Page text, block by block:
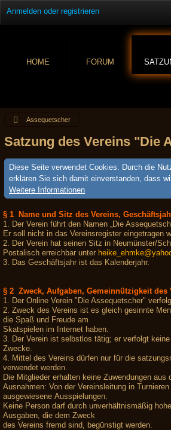
Anmelden oder registrieren
HOME FORUM
Assequetscher
Satzung des Vereins "Die
Diese Seite verwendet Cookies. Durch die
erklären Sie sich damit einverstanden, dass
Weitere Informationen
§ 1 Name und Sitz des Vereins,
1. Der Verein führt den Namen „Die
Er soll nicht in das Vereinsregister eingetragen
2. Der Verein hat seinen Sitz in Neumünster/
Postalisch erreichbar unter
3. Das Geschäftsjahr ist das Kalenderjahr.
§ 2 Zweck, Aufgaben, Gemeinnützigkeit des
1. Der Online Verein "Die Assequetscher"
2. Zweck des Vereins ist es gleich gesinnte
die Spaß und Freude am
Skatspielen im Internet haben.
3. Der Verein ist selbstlos tätig; er verfolgt
Zwecke.
4. Mittel des Vereins dürfen nur für die
verwendet werden.
Die Mitglieder erhalten keine Zuwendungen aus
Ausnahmen: Von der Vereinsleitung in Turnieren
ausgewiesene Ausspielungen.
Keine Person darf durch unverhältnismäßig
Ausgaben, die dem Zweck
des Vereins fremd sind, begünstigt werden.